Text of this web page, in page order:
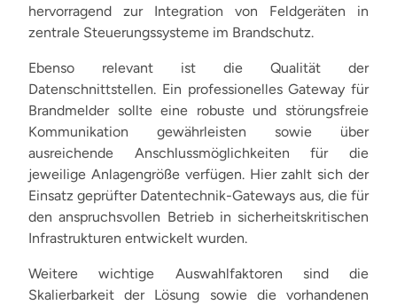
hervorragend zur Integration von Feldgeräten in
zentrale Steuerungssysteme im Brandschutz.
Ebenso relevant ist die Qualität der
Datenschnittstellen. Ein professionelles Gateway für
Brandmelder sollte eine robuste und störungsfreie
Kommunikation gewährleisten sowie über
ausreichende Anschlussmöglichkeiten für die
jeweilige Anlagengröße verfügen. Hier zahlt sich der
Einsatz geprüfter Datentechnik-Gateways aus, die für
den anspruchsvollen Betrieb in sicherheitskritischen
Infrastrukturen entwickelt wurden.
Weitere wichtige Auswahlfaktoren sind die
Skalierbarkeit der Lösung sowie die vorhandenen